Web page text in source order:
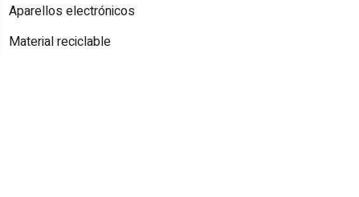
Aparellos electrónicos
Material reciclable